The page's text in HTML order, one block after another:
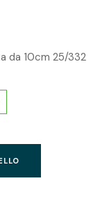
da 10cm 25/332